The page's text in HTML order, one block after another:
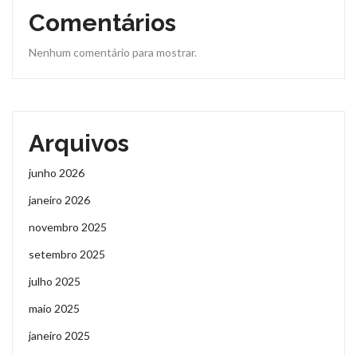
Comentários
Nenhum comentário para mostrar.
Arquivos
junho 2026
janeiro 2026
novembro 2025
setembro 2025
julho 2025
maio 2025
janeiro 2025